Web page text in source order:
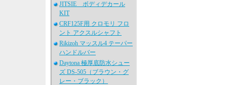
JITSIE ボディデカール
KIT
CRF125F用 クロモリ フロ
ント アクスルシャフト
Rikizoh マッスル4 テーパー
ハンドルバー
Daytona 極厚底防水シュー
ズ DS-505（ブラウン・グ
レー・ブラック）